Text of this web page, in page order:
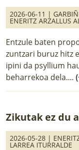
2026-06-11 |
ENERITZ ARZALLUS
Entzule baten
zuntzari buruz hitz
ipini da psyllium
beharrekoa dela....
Zikutak ez du
2026-05-28 |
LARREA ITURRALDE